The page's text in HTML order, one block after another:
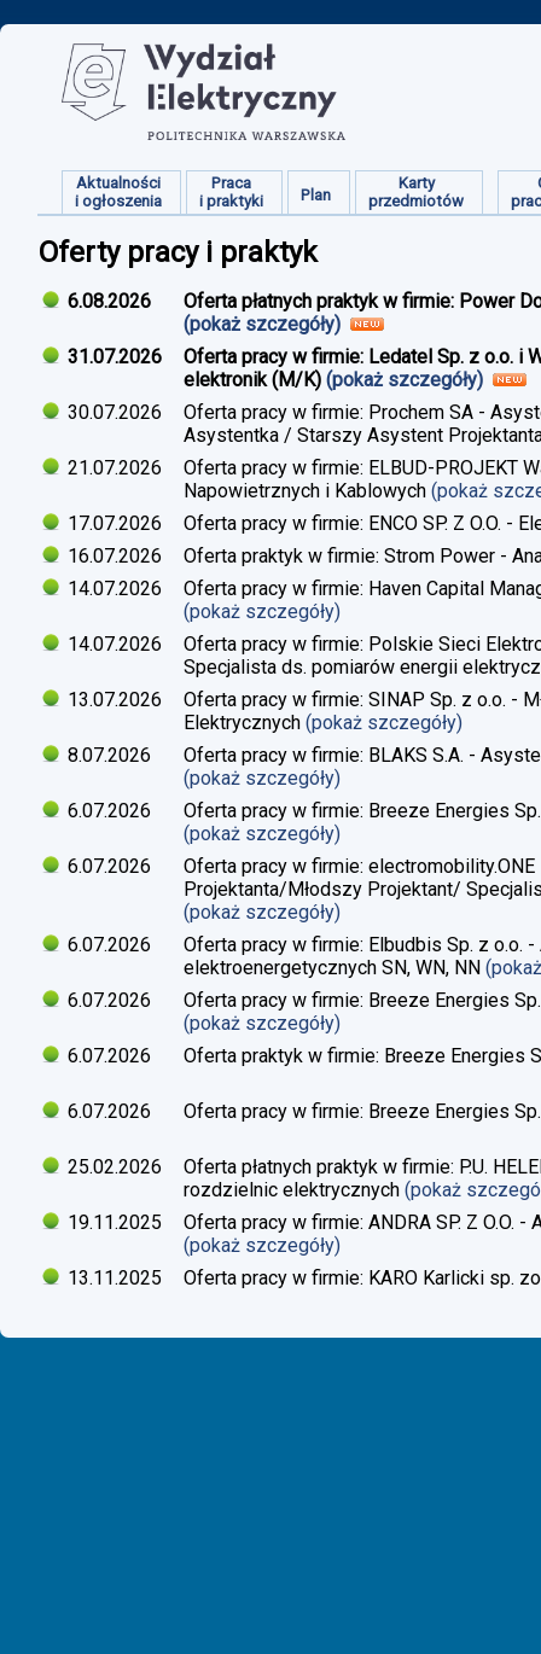
Aktualności
i ogłoszenia
Praca
i praktyki
Plan
Karty
przedmiotów
Oferty pracy i praktyk
6.08.2026
Oferta płatnych praktyk w firmie: Power
(pokaż szczegóły)
31.07.2026
Oferta pracy w firmie: Ledatel Sp. z o.o. i
elektronik (M/K) (pokaż szczegóły)
30.07.2026
Oferta pracy w firmie: Prochem SA -
Asystentka / Starszy Asystent
21.07.2026
Oferta pracy w firmie: ELBUD-PROJEKT
Napowietrznych i Kablowych (pokaż
17.07.2026
Oferta pracy w firmie: ENCO SP. Z O.O. -
16.07.2026
Oferta praktyk w firmie: Strom Power -
14.07.2026
Oferta pracy w firmie: Haven Capital
(pokaż szczegóły)
14.07.2026
Oferta pracy w firmie: Polskie Sieci
Specjalista ds. pomiarów energii
13.07.2026
Oferta pracy w firmie: SINAP Sp. z o.o. -
Elektrycznych (pokaż szczegóły)
8.07.2026
Oferta pracy w firmie: BLAKS S.A. -
(pokaż szczegóły)
6.07.2026
Oferta pracy w firmie: Breeze Energies
(pokaż szczegóły)
6.07.2026
Oferta pracy w firmie:
Projektanta/Młodszy Projektant/
(pokaż szczegóły)
6.07.2026
Oferta pracy w firmie: Elbudbis Sp. z
elektroenergetycznych SN, WN, NN
6.07.2026
Oferta pracy w firmie: Breeze Energies
(pokaż szczegóły)
6.07.2026
Oferta praktyk w firmie: Breeze Energies
6.07.2026 Oferta pracy w firmie: Breeze Energies
25.02.2026
Oferta płatnych praktyk w firmie: P.U.
rozdzielnic elektrycznych (pokaż
19.11.2025
Oferta pracy w firmie: ANDRA SP. Z O.O.
(pokaż szczegóły)
13.11.2025
Oferta pracy w firmie: KARO Karlicki sp.